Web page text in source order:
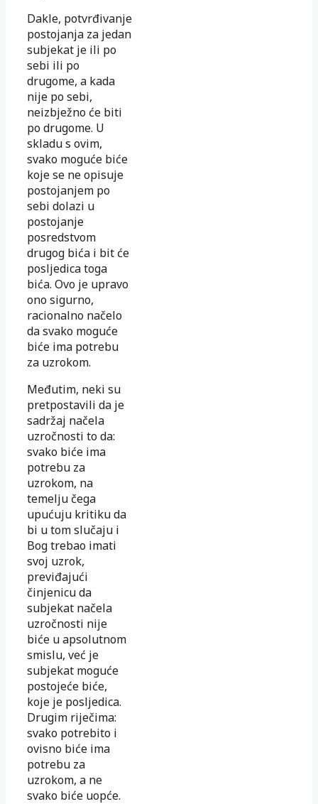
Dakle, potvrđivanje
postojanja za jedan
subjekat je ili po
sebi ili po
drugome, a kada
nije po sebi,
neizbježno će biti
po drugome. U
skladu s ovim,
svako moguće biće
koje se ne opisuje
postojanjem po
sebi dolazi u
postojanje
posredstvom
drugog bića i bit će
posljedica toga
bića. Ovo je upravo
ono sigurno,
racionalno načelo
da svako moguće
biće ima potrebu
za uzrokom.
Međutim, neki su
pretpostavili da je
sadržaj načela
uzročnosti to da:
svako biće ima
potrebu za
uzrokom, na
temelju čega
upućuju kritiku da
bi u tom slučaju i
Bog trebao imati
svoj uzrok,
previđajući
činjenicu da
subjekat načela
uzročnosti nije
biće u apsolutnom
smislu, već je
subjekat moguće
postojeće biće,
koje je posljedica.
Drugim riječima:
svako potrebito i
ovisno biće ima
potrebu za
uzrokom, a ne
svako biće uopće.